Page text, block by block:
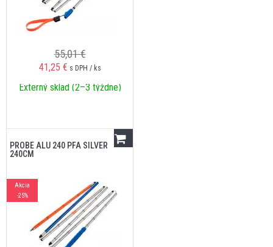
55,01 €
41,25 € s DPH / ks
Externý sklad (2–3 týždne)
PROBE ALU 240 PFA SILVER
240CM
Akcia
-25%